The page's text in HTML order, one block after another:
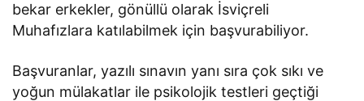
bekar erkekler, gönüllü olarak İsviçreli
Muhafızlara katılabilmek için başvurabiliyor.
Başvuranlar, yazılı sınavın yanı sıra çok sıkı ve
yoğun mülakatlar ile psikolojik testleri geçtiği